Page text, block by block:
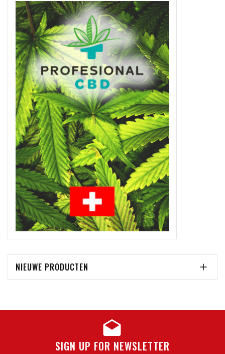
NIEUWE PRODUCTEN 
SIGN UP FOR NEWSLETTER